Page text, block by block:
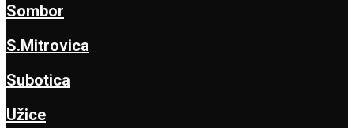
Sombor
S.Mitrovica
Subotica
Užice